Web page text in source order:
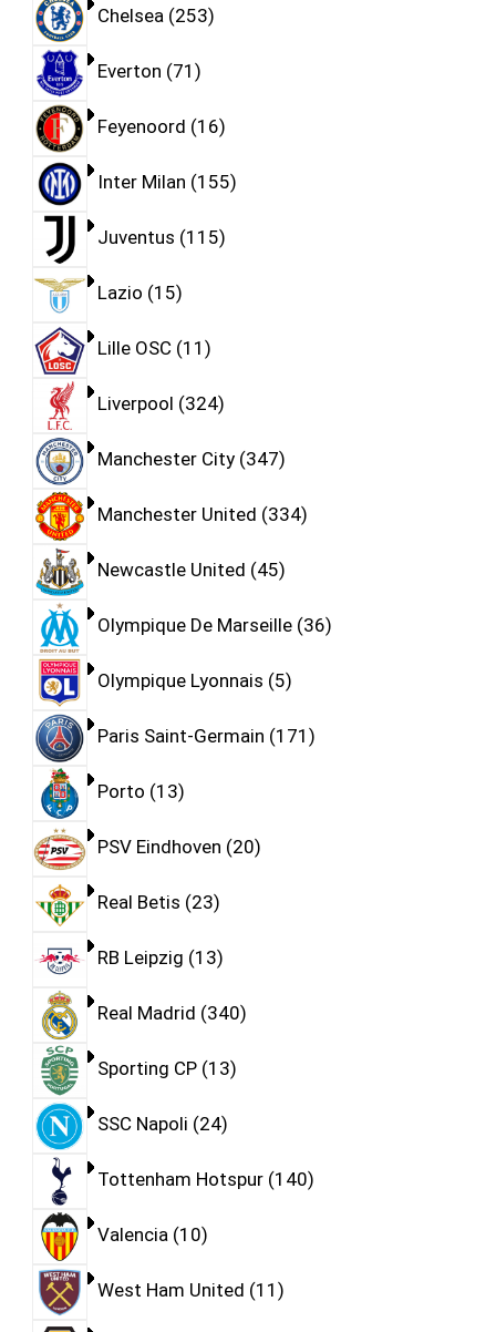
Chelsea 253
Everton 71
Feyenoord 16
Inter Milan 155
Juventus 115
Lazio 15
Lille OSC 11
Liverpool 324
Manchester City 347
Manchester United 334
Newcastle United 45
Olympique De Marseille 36
Olympique Lyonnais 5
Paris Saint-Germain 171
Porto 13
PSV Eindhoven 20
Real Betis 23
RB Leipzig 13
Real Madrid 340
Sporting CP 13
SSC Napoli 24
Tottenham Hotspur 140
Valencia 10
West Ham United 11